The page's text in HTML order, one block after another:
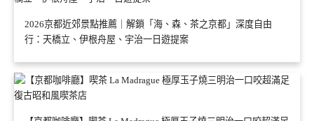
2026京都近郊景點推薦｜解鎖「海、森、茶之京都」深度自由
行：天橋立、伊根舟屋、宇治一日遊提案